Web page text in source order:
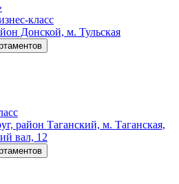
класс
Донской, м. Тульская
район Таганский, м. Таганская,
вал, 12